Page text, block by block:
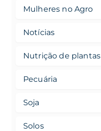
Mulheres no Agro
Notícias
Nutrição de plantas
Pecuária
Soja
Solos